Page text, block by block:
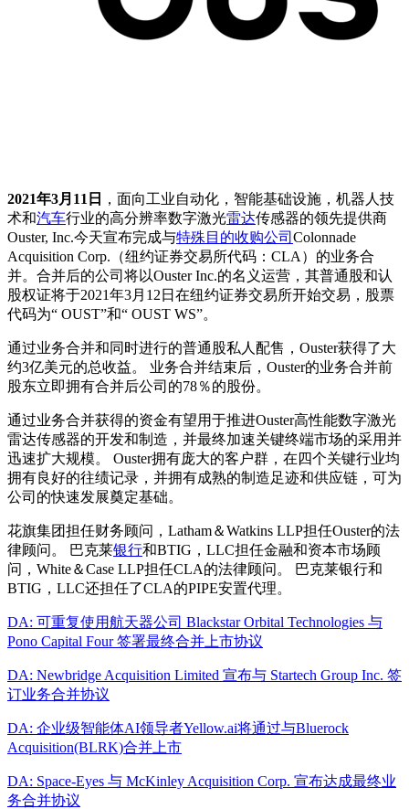
2021年3月11日
，面向工业自动化，智能基础设施，机器人技
术和汽车行业的高分辨率数字激光雷达传感器的领先提供商
Ouster, Inc.今天宣布完成与特殊目的收购公司 Colonnade
Acquisition Corp.（纽约证券交易所代码：CLA）的业务合
并。合并后的公司将以Ouster Inc.的名义运营，其普通股和认
股权证将于2021年3月12日在纽约证券交易所开始交易，股票
代码为“ OUST”和“ OUST WS”。
通过业务合并和同时进行的普通股私人配售，Ouster获得了大
约3亿美元的总收益。 业务合并结束后，Ouster的业务合并前
股东立即拥有合并后公司的78％的股份。
通过业务合并获得的资金有望用于推进Ouster高性能数字激光
雷达传感器的开发和制造，并最终加速关键终端市场的采用并
迅速扩大规模。 Ouster拥有庞大的客户群，在四个关键行业均
拥有良好的往绩记录，并拥有成熟的制造足迹和供应链，可为
公司的快速发展奠定基础。
花旗集团担任财务顾问，Latham＆Watkins LLP担任Ouster的法
律顾问。 巴克莱银行和BTIG，LLC担任金融和资本市场顾
问，White＆Case LLP担任CLA的法律顾问。 巴克莱银行和
BTIG，LLC还担任了CLA的PIPE安置代理。
DA: 可重复使用航天器公司 Blackstar Orbital Technologies 与
Pono Capital Four 签署最终合并上市协议
DA: Newbridge Acquisition Limited 宣布与 Startech Group Inc. 签
订业务合并协议
DA: 企业级智能体AI领导者Yellow.ai将通过与Bluerock
Acquisition(BLRK)合并上市
DA: Space-Eyes 与 McKinley Acquisition Corp. 宣布达成最终业
务合并协议